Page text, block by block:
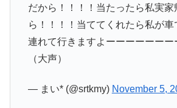
だから！！！！当たったら私実家
ら！！！！当ててくれたら私が
連れて行きますよーーーーーーー
（大声）
— まい* (@srtkmy) November 5,